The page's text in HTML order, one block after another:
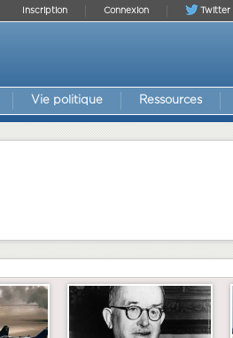
Twitter
Connexion
Inscription
Vie politique Ressources